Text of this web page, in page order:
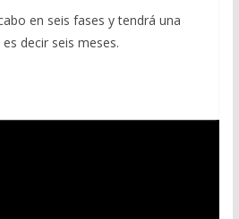
en seis fases y tendrá una
decir seis meses.